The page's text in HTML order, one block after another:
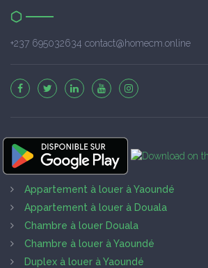
+237 695032634 contact@homecm.online
Appartement à louer à Yaoundé
Appartement à louer à Douala
Chambre à louer Douala
Chambre à louer à Yaoundé
Duplex à louer à Yaoundé